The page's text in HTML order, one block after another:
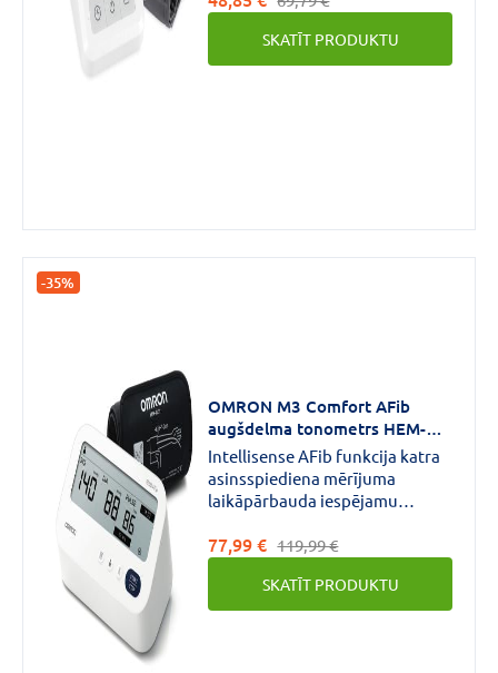
izmēra ekrāns 30 datu atmiņa
Mazgājams manšetes apvalks
Aprīkots ar somu pārnēsāšanai
SKATĪT PRODUKTU
-35%
OMRON M3 Comfort AFib
augšdelma tonometrs HEM-
7196-FLE N1
Intellisense AFib funkcija katra
asinsspiediena mērījuma
laikāpārbauda iespējamu
Neregulāra sirdsdarbības ritma
noteikšana Paaugstināta
asinsspiediena indikators
Ķermeņa kustības indikators
77,99 € 119,99 €
SKATĪT PRODUKTU